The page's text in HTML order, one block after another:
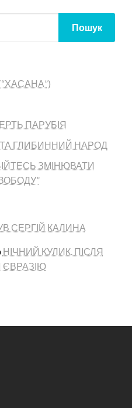
Пошук
ПАРУБІЯ
ГЛИБИННИЙ НАРОД
ЗМІНЮВАТИ
СЕРГІЙ КАЛИНА
НІЧНИЙ КУЛИК. ПІСЛЯ
ЄВРАЗІЮ